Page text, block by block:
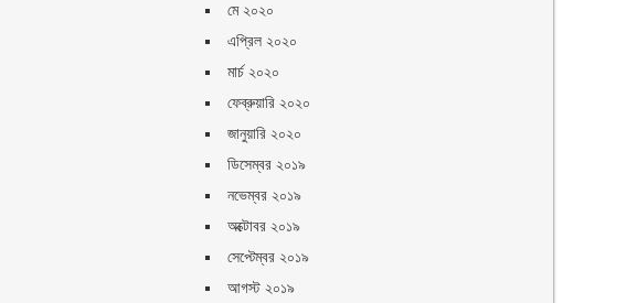
মে ২০২০
এপ্রিল ২০২০
মার্চ ২০২০
ফেব্রুয়ারি ২০২০
জানুয়ারি ২০২০
ডিসেম্বর ২০১৯
নভেম্বর ২০১৯
অক্টোবর ২০১৯
সেপ্টেম্বর ২০১৯
আগস্ট ২০১৯